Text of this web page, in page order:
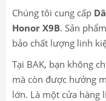
Chúng tôi cung cấp
Honor X9B. Sản
bảo chất lượng linh
Tại BAK, bạn không
mà còn được hưởng
lớn. Là một cửa hàng